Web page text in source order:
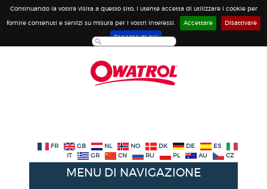
Continuando la vostra visita a questo sito, l utente accetta di utilizzare i cookie per
fornire contenuti e servizi su misura per i vostri interessi. Accettare Disattivare
Saperne di più
FR GB NL NO DK DE
ES
IT
GR CN RU PL AU CZ
MENU DI NAVIGAZIONE